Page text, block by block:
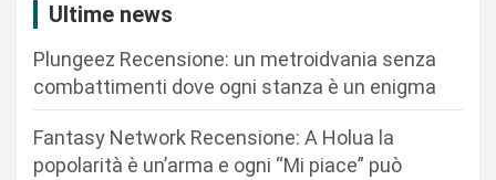
Ultime news
Plungeez Recensione: un metroidvania senza
combattimenti dove ogni stanza è un enigma
Fantasy Network Recensione: A Holua la
popolarità è un’arma e ogni “Mi piace” può